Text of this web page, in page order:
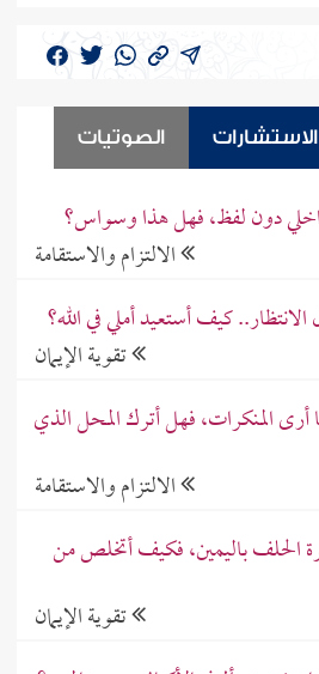
الاستشارات الصوتيات
دون لفظ، فهل هذا وسواس؟
الالتزام والاستقامة
كيف أستعيد أملي في الله؟
تقوية الإيمان
المنكرات، فهل أترك المحل الذي
الالتزام والاستقامة
الحلف باليمين، فكيف أتخلص من
تقوية الإيمان